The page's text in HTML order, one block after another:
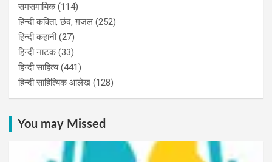
समसमायिक(114)
हिन्दी कविता, छंद, ग़ज़ल (252)
हिन्दी कहानी(27)
हिन्‍दी नाटक(33)
हिन्दी साहित्य(441)
हिन्दी साहित्यिक आलेख (128)
You may Missed